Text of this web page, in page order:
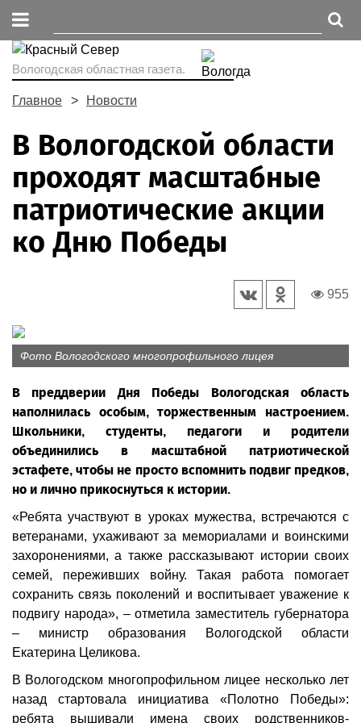
Вологодская областная газета.
Главное Новости
В Вологодской области
проходят масштабные
патриотические акции
ко Дню Победы
955
Фото Вологодского многопрофильного лицея
В преддверии Дня Победы Вологодская область
наполнилась особым, торжественным настроением.
Школьники, студенты, педагоги и родители
объединились в масштабной патриотической
эстафете, чтобы не просто вспомнить подвиг предков,
но и лично прикоснуться к истории.
«Ребята участвуют в уроках мужества, встречаются с
ветеранами, ухаживают за мемориалами и воинскими
захоронениями, а также рассказывают истории своих
семей, переживших войну. Такая работа помогает
сохранить связь поколений и воспитывает уважение к
подвигу народа», – отметила заместитель губернатора
– министр образования Вологодской области
Екатерина Целикова.
В Вологодском многопрофильном лицее несколько лет
назад стартовала инициатива «Полотно Победы»:
ребята вышивали имена своих родственников-